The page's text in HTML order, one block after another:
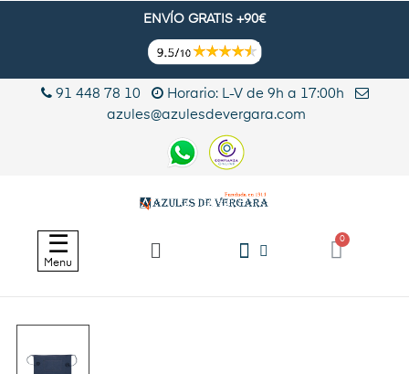
ENVÍO GRATIS +90€
91 448 78 10
Horario: L-V de 9h a 17:00h
azules@azulesdevergara.com
Navegación
de
palanca
☰
Menu